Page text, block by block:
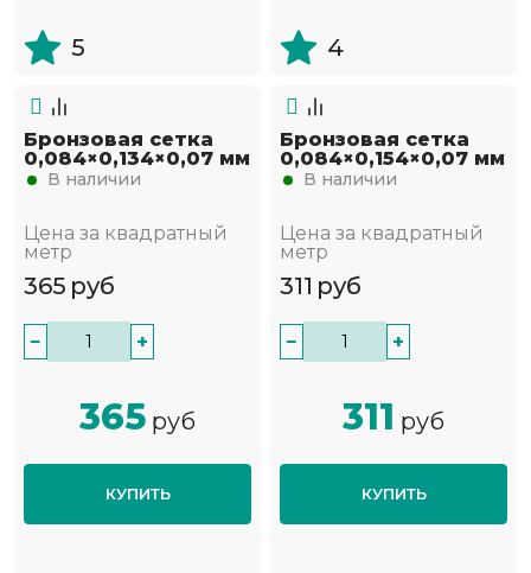
5 4
Бронзовая сетка
0,084×0,134×0,07 мм
В наличии
Цена за квадратный
метр
365 руб
− +
365 руб
КУПИТЬ
Бронзовая сетка
0,084×0,154×0,07 мм
В наличии
Цена за квадратный
метр
311 руб
− +
311 руб
КУПИТЬ